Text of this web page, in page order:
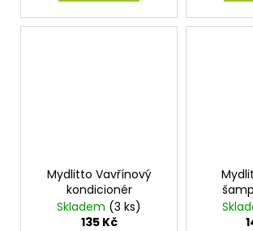
Mydlitto Vavřínový
kondicionér
Skladem (3 ks)
135 Kč